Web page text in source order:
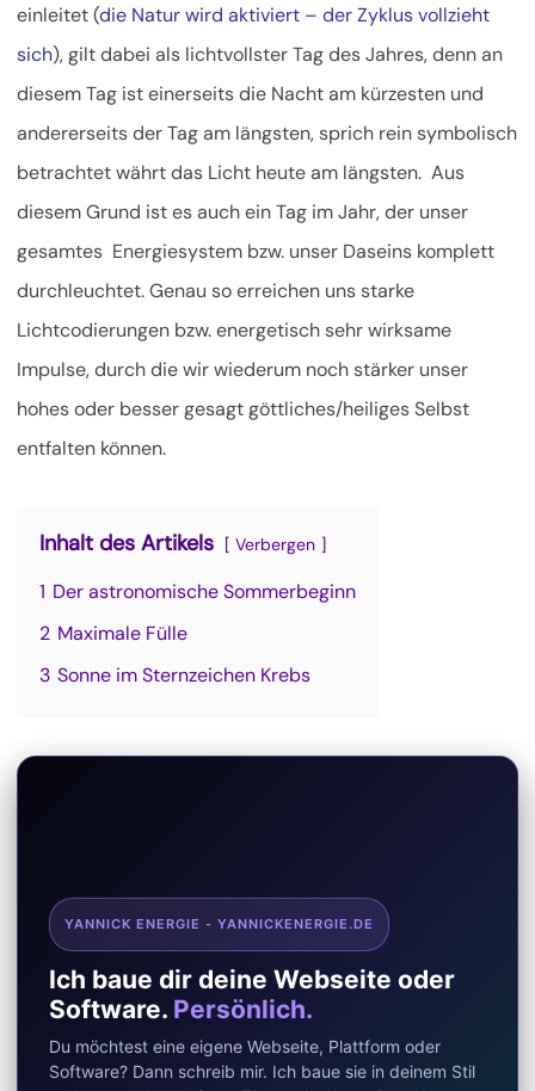
einleitet (die Natur wird aktiviert – der Zyklus vollzieht
sich), gilt dabei als lichtvollsterTag des Jahres, denn an
diesem Tag ist einerseits die Nacht am kürzesten und
andererseits der Tag am längsten, sprich rein symbolisch
betrachtet währt das Licht heute am längsten. Aus
diesem Grund ist es auch ein Tag im Jahr, der unser
gesamtes Energiesystem bzw. unser Daseins komplett
durchleuchtet. Genau so erreichen uns starke
Lichtcodierungen bzw. energetisch sehr wirksame
Impulse, durch die wir wiederum noch stärker unser
hohes oder besser gesagt göttliches/heiliges Selbst
entfalten können.
Inhalt des Artikels Verbergen
1 Der astronomische Sommerbeginn
2 Maximale Fülle
3 Sonne im Sternzeichen Krebs
YANNICK ENERGIE - YANNICKENERGIE.DE
Ich baue dir deine Webseite oder
Software. Persönlich.
Du möchtest eine eigene Webseite, Plattform oder
Software? Dann schreib mir. Ich baue sie in deinem Stil